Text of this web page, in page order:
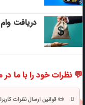
دریافت
💬 نظرات خود را با ما در
📜 قوانین ارسال نظرات